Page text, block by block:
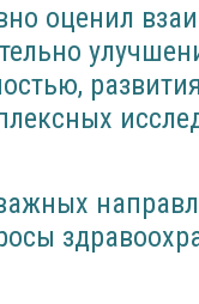
оценил